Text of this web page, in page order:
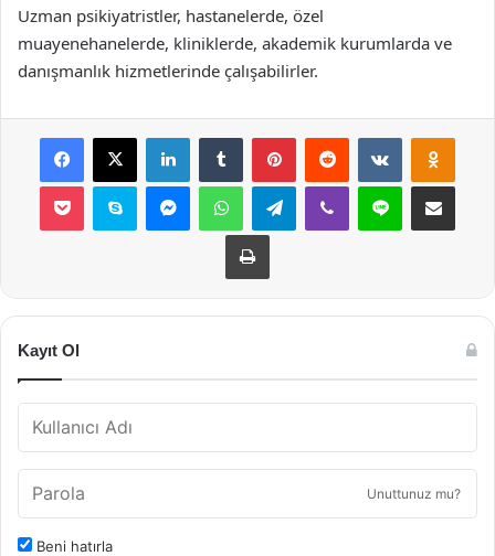
Uzman psikiyatristler, hastanelerde, özel
muayenehanelerde, kliniklerde, akademik kurumlarda ve
danışmanlık hizmetlerinde çalışabilirler.
Facebook
X LinkedInTumblr PinterestReddit VKontakte
Pocket Skype MessengerWhatsAppTelegramViber Line E-Posta ile
Yazdır
Kayıt Ol
Unuttunuz mu?
Beni hatırla